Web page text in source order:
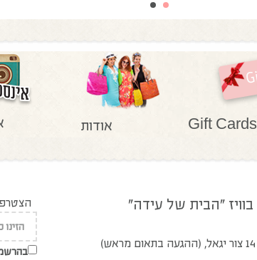
Gift Cards אודות
בוויז "הבית של עידה"